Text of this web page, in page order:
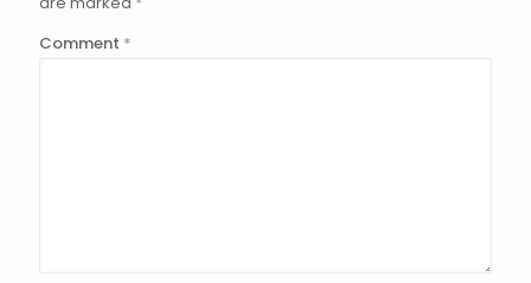
Comment *